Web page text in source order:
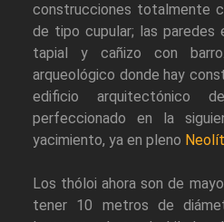
construcciones totalmente
de tipo cupular; las paredes
tapial y cañizo con
arqueológico donde hay
edificio arquitectónico
perfeccionado en la
yacimiento, ya en pleno
Los thóloi ahora son de
tener 10 metros de